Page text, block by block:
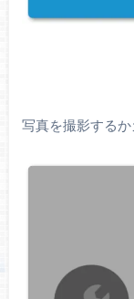
写真を撮影する